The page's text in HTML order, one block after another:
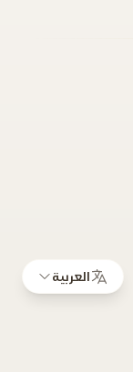
العربية